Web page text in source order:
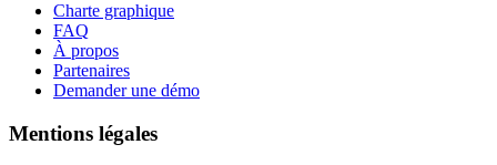
Charte graphique
FAQ
À propos
Partenaires
Demander une démo
Mentions légales